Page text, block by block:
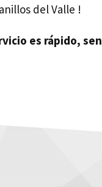
del Valle !
es rápido,